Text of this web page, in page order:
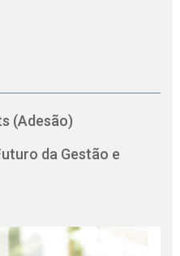
(Adesão)
da Gestão e